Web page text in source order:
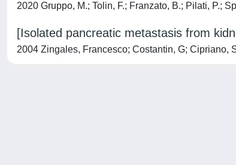
2020 Gruppo, M.; Tolin, F.; Franzato, B.; Pilati, P.;
[Isolated pancreatic metastasis from
2004 Zingales, Francesco; Costantin, G; Cipriano,